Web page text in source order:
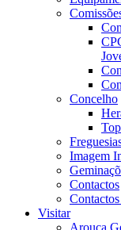
Concelho
Imagem
Contactos
Visitar
Arouca